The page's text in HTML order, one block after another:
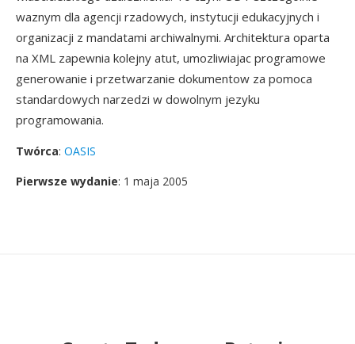
waznym dla agencji rzadowych, instytucji edukacyjnych i
organizacji z mandatami archiwalnymi. Architektura oparta
na XML zapewnia kolejny atut, umozliwiajac programowe
generowanie i przetwarzanie dokumentow za pomoca
standardowych narzedzi w dowolnym jezyku
programowania.
Twórca: OASIS
Pierwsze wydanie: 1 maja 2005